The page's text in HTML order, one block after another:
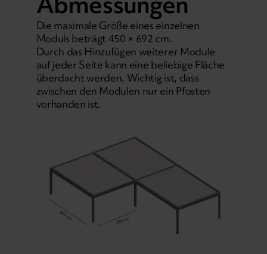
Die maximale Größe eines einzelnen
Moduls beträgt 450 × 692 cm.
Durch das Hinzufügen weiterer Module
auf jeder Seite kann eine beliebige Fläche
überdacht werden. Wichtig ist, dass
zwischen den Modulen nur ein Pfosten
vorhanden ist.